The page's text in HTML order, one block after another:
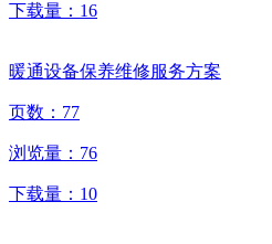
下载量： 16
暖通设备保养维修服务方案
页数： 77
浏览量： 76
下载量： 10